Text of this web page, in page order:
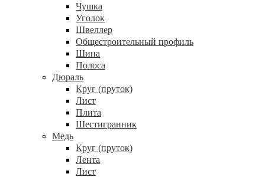
Чушка
Уголок
Швеллер
Общестроительный профиль
Шина
Полоса
Дюраль
Круг (пруток)
Лист
Плита
Шестигранник
Медь
Круг (пруток)
Лента
Лист